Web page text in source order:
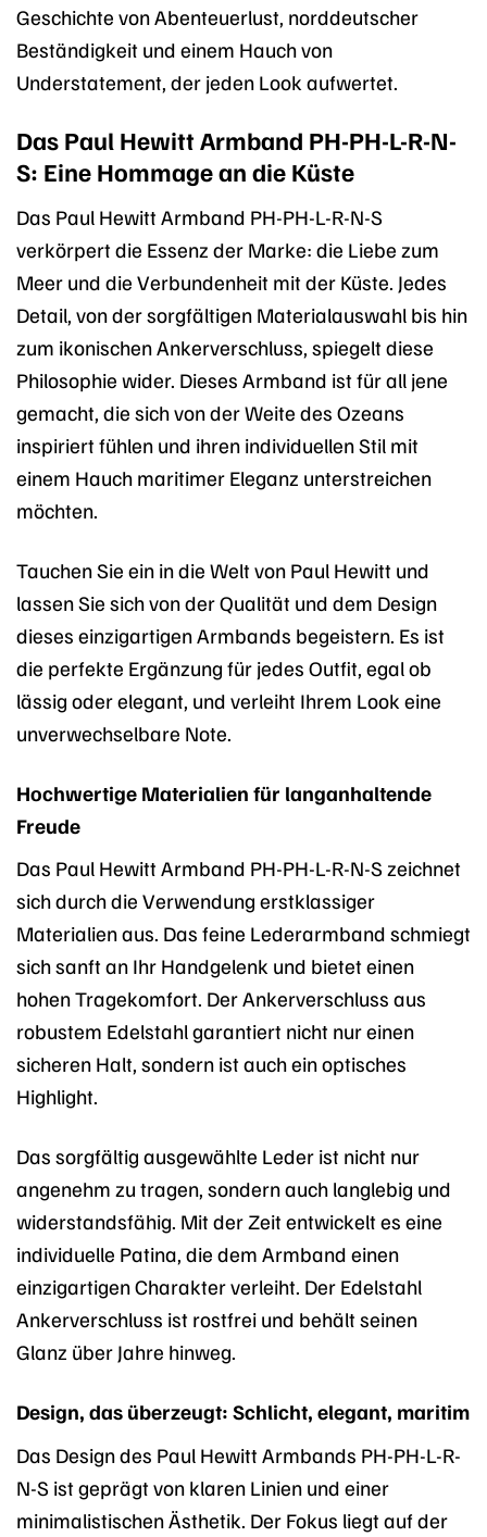
Geschichte von Abenteuerlust, norddeutscher
Beständigkeit und einem Hauch von
Understatement, der jeden Look aufwertet.
Das Paul Hewitt Armband PH-PH-L-R-N-
S: Eine Hommage an die Küste
Das Paul Hewitt Armband PH-PH-L-R-N-S
verkörpert die Essenz der Marke: die Liebe zum
Meer und die Verbundenheit mit der Küste. Jedes
Detail, von der sorgfältigen Materialauswahl bis hin
zum ikonischen Ankerverschluss, spiegelt diese
Philosophie wider. Dieses Armband ist für all jene
gemacht, die sich von der Weite des Ozeans
inspiriert fühlen und ihren individuellen Stil mit
einem Hauch maritimer Eleganz unterstreichen
möchten.
Tauchen Sie ein in die Welt von Paul Hewitt und
lassen Sie sich von der Qualität und dem Design
dieses einzigartigen Armbands begeistern. Es ist
die perfekte Ergänzung für jedes Outfit, egal ob
lässig oder elegant, und verleiht Ihrem Look eine
unverwechselbare Note.
Hochwertige Materialien für langanhaltende
Freude
Das Paul Hewitt Armband PH-PH-L-R-N-S zeichnet
sich durch die Verwendung erstklassiger
Materialien aus. Das feine Lederarmband schmiegt
sich sanft an Ihr Handgelenk und bietet einen
hohen Tragekomfort. Der Ankerverschluss aus
robustem Edelstahl garantiert nicht nur einen
sicheren Halt, sondern ist auch ein optisches
Highlight.
Das sorgfältig ausgewählte Leder ist nicht nur
angenehm zu tragen, sondern auch langlebig und
widerstandsfähig. Mit der Zeit entwickelt es eine
individuelle Patina, die dem Armband einen
einzigartigen Charakter verleiht. Der Edelstahl
Ankerverschluss ist rostfrei und behält seinen
Glanz über Jahre hinweg.
Design, das überzeugt: Schlicht, elegant, maritim
Das Design des Paul Hewitt Armbands PH-PH-L-R-
N-S ist geprägt von klaren Linien und einer
minimalistischen Ästhetik. Der Fokus liegt auf der